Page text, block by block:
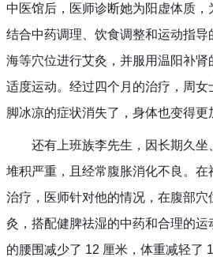
中医馆后，医师诊断她为阳虚体质，
结合中药调理、饮食调整和运动指
海等穴位进行艾灸，并服用温阳补
适度运动。经过四个月的治疗，周
脚冰凉的症状消失了，身体也变得更
还有上班族李先生，因长期久
堆积严重，且经常腹胀消化不良。
治疗，医师针对他的情况，在腹部
灸，搭配健脾祛湿的中药和合理的
的腰围减少了 12 厘米，体重减轻了